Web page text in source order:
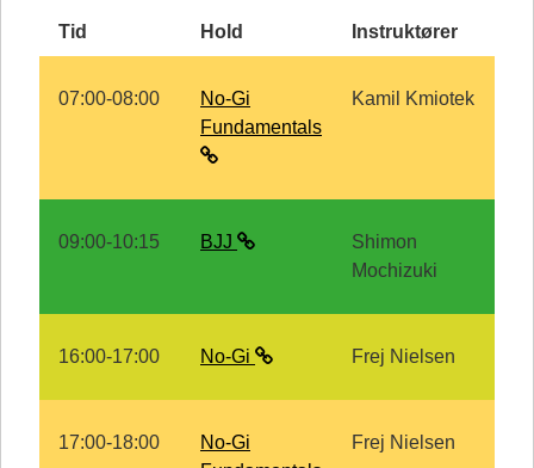
Tid Hold Instruktører
07:00-08:00
No-Gi
Fundamentals
Kamil Kmiotek
09:00-10:15 BJJ
Shimon
Mochizuki
16:00-17:00 No-Gi Frej Nielsen
17:00-18:00
No-Gi
Frej Nielsen